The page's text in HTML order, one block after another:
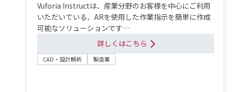
Vuforia Instructは、産業分野のお客様を中心にご利用
いただいている、ARを使用した作業指示を簡単に作成
可能なソリューションです…
詳しくはこちら
CAD・設計解析 製造業